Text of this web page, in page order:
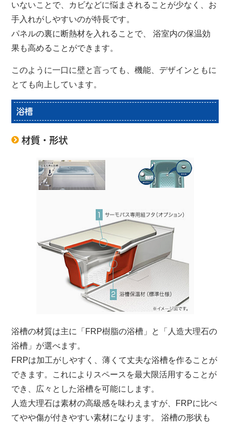
いないことで、カビなどに悩まされることが少なく、お
手入れがしやすいのが特長です。
パネルの裏に断熱材を入れることで、 浴室内の保温効
果も高めることができます。
このように一口に壁と言っても、機能、デザインともに
とても向上しています。
浴槽
材質・形状
浴槽の材質は主に「FRP樹脂の浴槽」と「人造大理石の
浴槽」が選べます。
FRPは加工がしやすく、薄くて丈夫な浴槽を作ることが
できます。これによりスペースを最大限活用することが
でき、広々とした浴槽を可能にします。
人造大理石は素材の高級感を味わえますが、FRPに比べ
てやや傷が付きやすい素材になります。 浴槽の形状も